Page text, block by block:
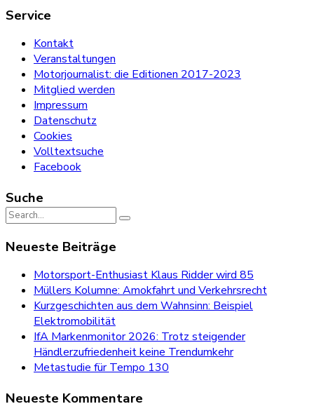
Service
Kontakt
Veranstaltungen
Motorjournalist: die Editionen 2017-2023
Mitglied werden
Impressum
Datenschutz
Cookies
Volltextsuche
Facebook
Suche
Search
Neueste Beiträge
Motorsport-Enthusiast Klaus Ridder wird 85
Müllers Kolumne: Amokfahrt und Verkehrsrecht
Kurzgeschichten aus dem Wahnsinn: Beispiel
Elektromobilität
IfA Markenmonitor 2026: Trotz steigender
Händlerzufriedenheit keine Trendumkehr
Metastudie für Tempo 130
Neueste Kommentare